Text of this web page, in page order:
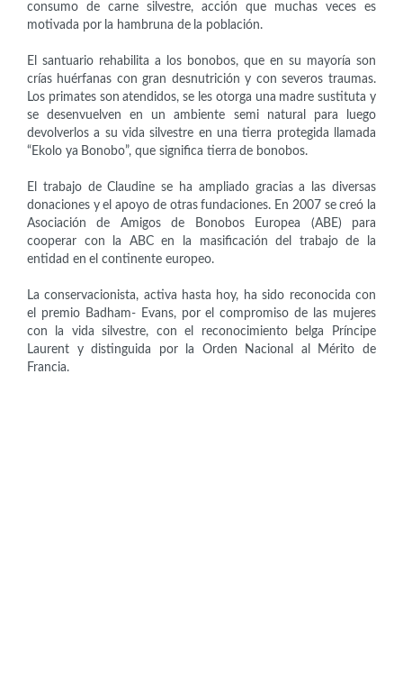
consumo de carne silvestre, acción que muchas veces es
motivada por la hambruna de la población.
El santuario rehabilita a los bonobos, que en su mayoría son
crías huérfanas con gran desnutrición y con severos traumas.
Los primates son atendidos, se les otorga una madre sustituta y
se desenvuelven en un ambiente semi natural para luego
devolverlos a su vida silvestre en una tierra protegida llamada
“Ekolo ya Bonobo”, que significa tierra de bonobos.
El trabajo de Claudine se ha ampliado gracias a las diversas
donaciones y el apoyo de otras fundaciones. En 2007 se creó la
Asociación de Amigos de Bonobos Europea (ABE) para
cooperar con la ABC en la masificación del trabajo de la
entidad en el continente europeo.
La conservacionista, activa hasta hoy, ha sido reconocida con
el premio Badham- Evans, por el compromiso de las mujeres
con la vida silvestre, con el reconocimiento belga Príncipe
Laurent y distinguida por la Orden Nacional al Mérito de
Francia.